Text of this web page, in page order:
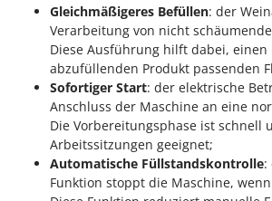
Zerstäuber
Zinkeneggen
Zubehör für Rasentraktoren
Lotusgrill
M.A.I.BO.
Macom
Macte Ovens
Makita
MAMMAMIA
Gleichmäßigeres Befüllen: der
Verarbeitung von nicht
Diese Ausführung hilft dabei, einen
abzufüllenden Produkt passenden
Sofortiger Start: der elektrische
Anschluss der Maschine an eine
Die Vorbereitungsphase ist schnell
Arbeitssitzungen geeignet;
Automatische Füllstandskontrolle:
Funktion stoppt die Maschine,